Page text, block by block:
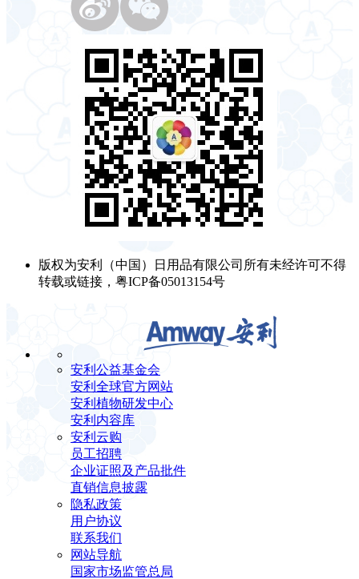
版权为安利（中国）日用品有限公司所有未经许可不得
转载或链接，粤ICP备05013154号
安利公益基金会
安利全球官方网站
安利植物研发中心
安利内容库
安利云购
员工招聘
企业证照及产品批件
直销信息披露
隐私政策
用户协议
联系我们
网站导航
国家市场监管总局